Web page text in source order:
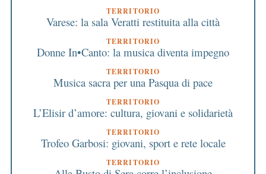
TERRITORIO
Varese: la sala Veratti restituita alla città
TERRITORIO
Donne In•Canto: la musica diventa impegno
TERRITORIO
Musica sacra per una Pasqua di pace
TERRITORIO
L’Elisir d’amore: cultura, giovani e solidarietà
TERRITORIO
Trofeo Garbosi: giovani, sport e rete locale
TERRITORIO